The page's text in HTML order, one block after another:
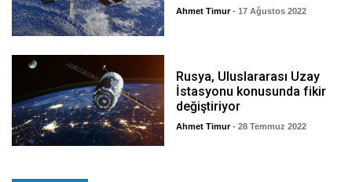
Ahmet Timur - 17 Ağustos 2022
Rusya, Uluslararası Uzay
İstasyonu konusunda fikir
değiştiriyor
Ahmet Timur - 28 Temmuz 2022